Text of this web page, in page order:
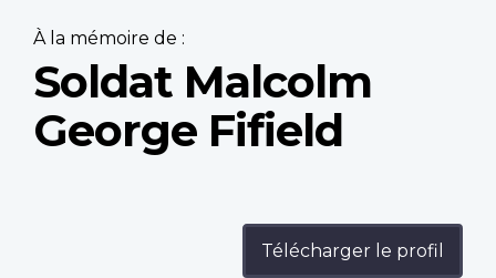
À la mémoire de :
Soldat Malcolm
George Fifield
Télécharger le profil